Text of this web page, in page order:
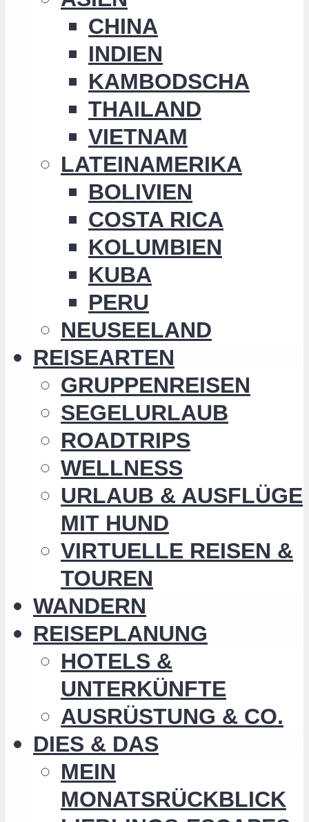
CHINA
INDIEN
KAMBODSCHA
THAILAND
VIETNAM
LATEINAMERIKA
BOLIVIEN
COSTA RICA
KOLUMBIEN
KUBA
PERU
NEUSEELAND
REISEARTEN
GRUPPENREISEN
SEGELURLAUB
ROADTRIPS
WELLNESS
URLAUB & AUSFLÜGE
MIT HUND
VIRTUELLE REISEN &
TOUREN
WANDERN
REISEPLANUNG
HOTELS &
UNTERKÜNFTE
AUSRÜSTUNG & CO.
DIES & DAS
MEIN
MONATSRÜCKBLICK